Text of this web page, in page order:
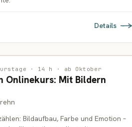
Details
· 14 h · ab Oktober
Onlinekurs: Mit Bildern
Bildaufbau, Farbe und Emotion –